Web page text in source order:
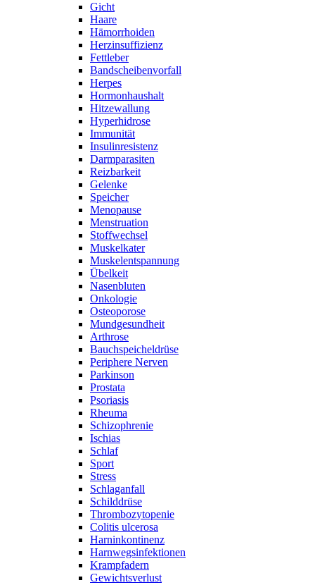
Gicht
Haare
Hämorrhoiden
Herzinsuffizienz
Fettleber
Bandscheibenvorfall
Herpes
Hormonhaushalt
Hitzewallung
Hyperhidrose
Immunität
Insulinresistenz
Darmparasiten
Reizbarkeit
Gelenke
Speicher
Menopause
Menstruation
Stoffwechsel
Muskelkater
Muskelentspannung
Übelkeit
Nasenbluten
Onkologie
Osteoporose
Mundgesundheit
Arthrose
Bauchspeicheldrüse
Periphere Nerven
Parkinson
Prostata
Psoriasis
Rheuma
Schizophrenie
Ischias
Schlaf
Sport
Stress
Schlaganfall
Schilddrüse
Thrombozytopenie
Colitis ulcerosa
Harninkontinenz
Harnwegsinfektionen
Krampfadern
Gewichtsverlust